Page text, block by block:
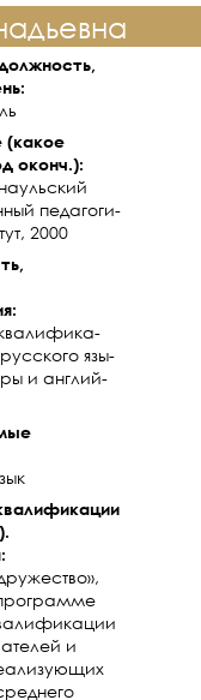
(какое
оконч.):
педагоги-
2000
язы-
и англий-
и